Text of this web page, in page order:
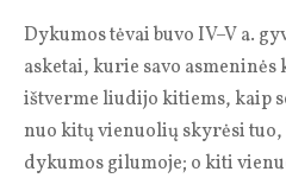
Dykumos tėvai buvo IV–V a.
asketai, kurie savo
ištverme liudijo kitiems, kaip
nuo kitų vienuolių skyrėsi
dykumos gilumoje; o kiti